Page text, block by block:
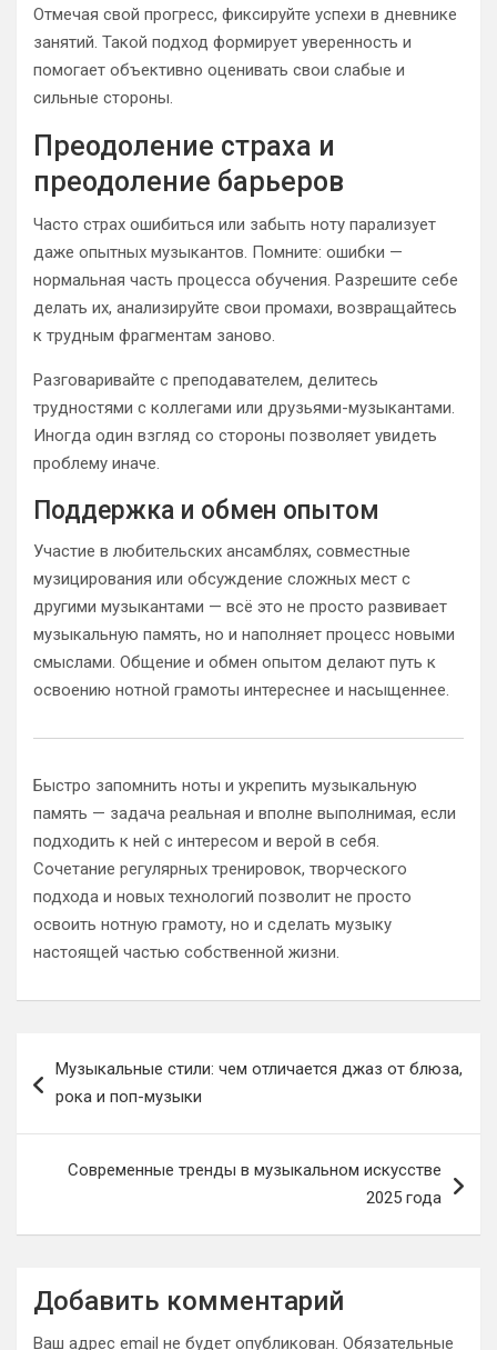
Отмечая свой прогресс, фиксируйте успехи в дневнике
занятий. Такой подход формирует уверенность и
помогает объективно оценивать свои слабые и
сильные стороны.
Преодоление страха и
преодоление барьеров
Часто страх ошибиться или забыть ноту парализует
даже опытных музыкантов. Помните: ошибки —
нормальная часть процесса обучения. Разрешите себе
делать их, анализируйте свои промахи, возвращайтесь
к трудным фрагментам заново.
Разговаривайте с преподавателем, делитесь
трудностями с коллегами или друзьями-музыкантами.
Иногда один взгляд со стороны позволяет увидеть
проблему иначе.
Поддержка и обмен опытом
Участие в любительских ансамблях, совместные
музицирования или обсуждение сложных мест с
другими музыкантами — всё это не просто развивает
музыкальную память, но и наполняет процесс новыми
смыслами. Общение и обмен опытом делают путь к
освоению нотной грамоты интереснее и насыщеннее.
Быстро запомнить ноты и укрепить музыкальную
память — задача реальная и вполне выполнимая, если
подходить к ней с интересом и верой в себя.
Сочетание регулярных тренировок, творческого
подхода и новых технологий позволит не просто
освоить нотную грамоту, но и сделать музыку
настоящей частью собственной жизни.
по
Музыкальные стили: чем отличается джаз от блюза,
рока и поп-музыки
Современные тренды в музыкальном искусстве
2025 года
Добавить комментарий
Ваш адрес email не будет опубликован. Обязательные